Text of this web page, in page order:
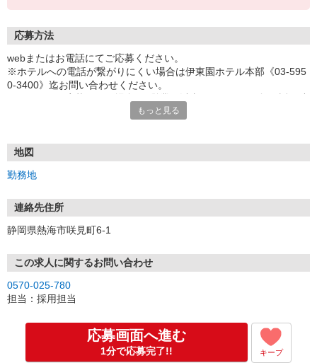
応募方法
webまたはお電話にてご応募ください。
※ホテルへの電話が繋がりにくい場合は伊東園ホテル本部《03-595
0-3400》迄お問い合わせください。
もっと見る
地図
勤務地
連絡先住所
静岡県熱海市咲見町6-1
この求人に関するお問い合わせ
0570-025-780
担当：採用担当
応募画面へ進む
1分で応募完了!! キープ